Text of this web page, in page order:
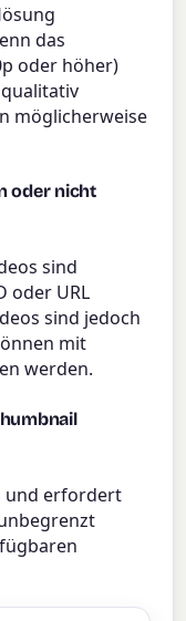
das
oder höher)
möglicherweise
oder nicht
sind
oder URL
sind jedoch
mit
werden.
und erfordert